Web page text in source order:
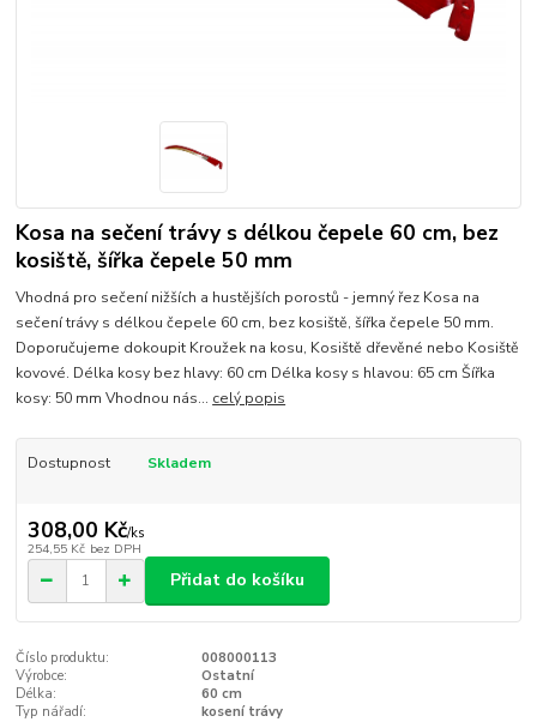
Kosa na sečení trávy s délkou čepele 60 cm, bez
kosiště, šířka čepele 50 mm
Vhodná pro sečení nižších a hustějších porostů - jemný řez Kosa na
sečení trávy s délkou čepele 60 cm, bez kosiště, šířka čepele 50 mm.
Doporučujeme dokoupit Kroužek na kosu, Kosiště dřevěné nebo Kosiště
kovové. Délka kosy bez hlavy: 60 cm Délka kosy s hlavou: 65 cm Šířka
kosy: 50 mm Vhodnou nás... celý popis
Dostupnost Skladem
308,00 Kč/ks
254,55 Kč bez DPH
Přidat do košíku
Číslo produktu:
008000113
Výrobce:
Ostatní
Délka:
60 cm
Typ nářadí:
kosení trávy